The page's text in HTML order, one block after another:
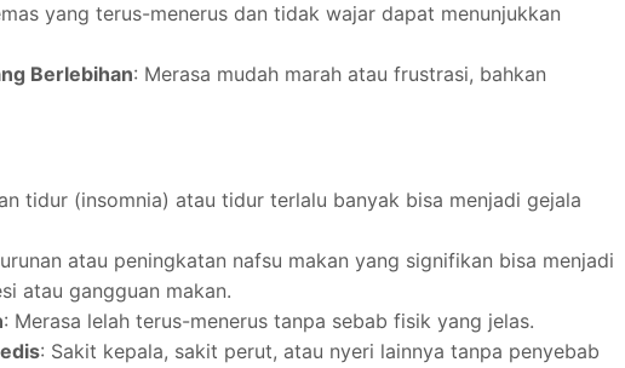
yang terus-menerus dan tidak wajar dapat menunjukkan
Berlebihan: Merasa mudah marah atau frustrasi, bahkan
tidur (insomnia) atau tidur terlalu banyak bisa menjadi gejala
atau peningkatan nafsu makan yang signifikan bisa menjadi
atau gangguan makan.
: Merasa lelah terus-menerus tanpa sebab fisik yang jelas.
: Sakit kepala, sakit perut, atau nyeri lainnya tanpa penyebab